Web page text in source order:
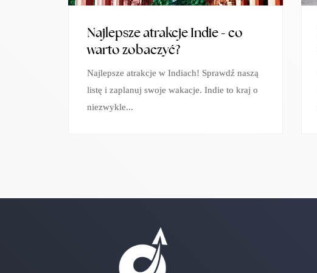
Najlepsze atrakcje Indie - co
warto zobaczyć?
Najlepsze atrakcje w Indiach! Sprawdź naszą
listę i zaplanuj swoje wakacje. Indie to kraj o
niezwykle...